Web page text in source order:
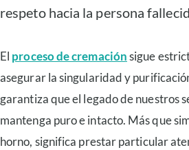
respeto hacia la persona
El proceso de cremaciónsigue
asegurar la singularidad y
garantiza que el legado de nuestros
mantenga puro e intacto. Más que
horno, significa prestar particular